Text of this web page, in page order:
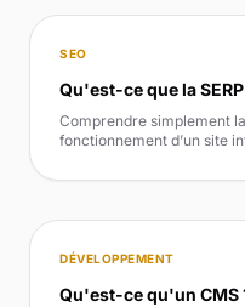
SEO
Qu'est-ce que la
Comprendre simplement
fonctionnement d’un site
DÉVELOPPEMENT
Qu'est-ce qu'un CMS